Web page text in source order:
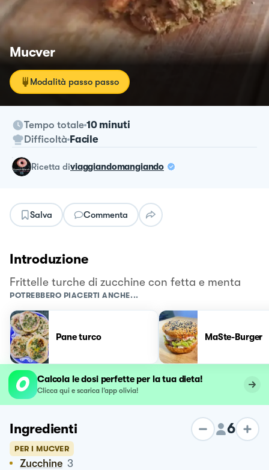
Mucver
Modalità passo passo
Tempo totale 10 minuti
Difficoltà Facile
ricetta diviaggiandomangiando
Salva Commenta
Introduzione
Frittelle turche di zucchine con fetta e menta
POTREBBERO PIACERTI ANCHE...
Pane turco MaSte-Burger
Calcola le dosi perfette per la tua dieta!
Clicca qui e scarica l’app olivia!
Ingredienti 6
PER I MUCVER
Zucchine 3